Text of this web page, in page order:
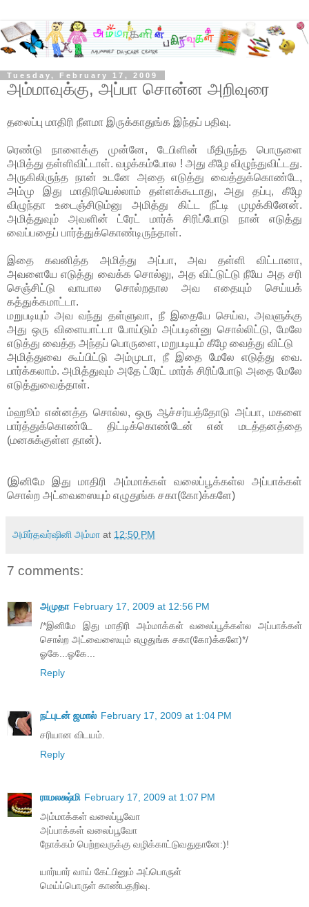
Tuesday, February 17, 2009
அம்மாவுக்கு, அப்பா சொன்ன அறிவுரை
தலைப்பு மாதிரி நீளமா இருக்காதுங்க இந்தப் பதிவு.
ரெண்டு நாளைக்கு முன்னே, டேபிளின் மீதிருந்த பொருளை
அமித்து தள்ளிவிட்டாள். வழக்கம்போல ! அது கீழே விழுந்துவிட்டது.
அருகிலிருந்த நான் உடனே அதை எடுத்து வைத்துக்கொண்டே,
அம்மு இது மாதிரியெல்லாம் தள்ளக்கூடாது, அது தப்பு, கீழே
விழுந்தா உடைஞ்சிடும்னு அமித்து கிட்ட நீட்டி முழக்கினேன்.
அமித்துவும் அவளின் ட்ரேட் மார்க் சிரிப்போடு நான் எடுத்து
வைப்பதைப் பார்த்துக்கொண்டிருந்தாள்.
இதை கவனித்த அமித்து அப்பா, அவ தள்ளி விட்டானா,
அவளையே எடுத்து வைக்க சொல்லு, அத விட்டுட்டு நீயே அத சரி
செஞ்சிட்டு வாயால சொல்றதால அவ எதையும் செய்யக்
கத்துக்கமாட்டா.
மறுபடியும் அவ வந்து தள்ளுவா, நீ இதையே செய்வ, அவளுக்கு
அது ஒரு விளையாட்டா போய்டும் அப்படின்னு சொல்லிட்டு, மேலே
எடுத்து வைத்த அந்தப் பொருளை, மறுபடியும் கீழே வைத்து விட்டு
அமித்துவை கூப்பிட்டு அம்முடா, நீ இதை மேலே எடுத்து வை.
பார்க்கலாம். அமித்துவும் அதே ட்ரேட் மார்க் சிரிப்போடு அதை மேலே
எடுத்துவைத்தாள்.
ம்ஹூம் என்னத்த சொல்ல, ஒரு ஆச்சர்யத்தோடு அப்பா, மகளை
பார்த்துக்கொண்டே திட்டிக்கொண்டேன் என் மடத்தனத்தை
(மனசுக்குள்ள தான்).
(இனிமே இது மாதிரி அம்மாக்கள் வலைப்பூக்கள்ல அப்பாக்கள்
சொல்ற அட்வைஸையும் எழுதுங்க சகா(கோ)க்களே)
அமிர்தவர்ஷினி அம்மா at 12:50 PM
7 comments:
அமுதா February 17, 2009 at 12:56 PM
/*இனிமே இது மாதிரி அம்மாக்கள் வலைப்பூக்கள்ல அப்பாக்கள்
சொல்ற அட்வைஸையும் எழுதுங்க சகா(கோ)க்களே)*/
ஓகே...ஓகே...
Reply
நட்புடன் ஜமால் February 17, 2009 at 1:04 PM
சரியான விடயம்.
Reply
ராமலக்ஷ்மி February 17, 2009 at 1:07 PM
அம்மாக்கள் வலைப்பூவோ
அப்பாக்கள் வலைப்பூவோ
நோக்கம் பெற்றவருக்கு வழிக்காட்டுவதுதானே:)!
யார்யார் வாய் கேட்பினும் அப்பொருள்
மெய்ப்பொருள் காண்பதறிவு.